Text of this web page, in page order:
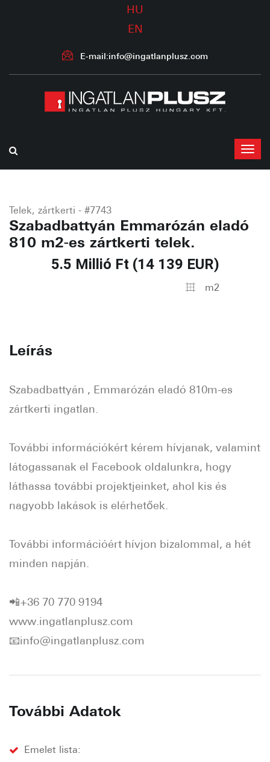
HU
EN
E-mail:info@ingatlanplusz.com
Telek, zártkerti - #7743
Szabadbattyán Emmarózán eladó
810 m2-es zártkerti telek.
5.5 Millió Ft (14 139 EUR)
m2
Leírás
Szabadbattyán , Emmarózán eladó 810m-es
zártkerti ingatlan.
További információkért kérem hívjanak, valamint
látogassanak el Facebook oldalunkra, hogy
láthassa további projektjeinket, ahol kis és
nagyobb lakások is elérhetőek.
További információért hívjon bizalommal, a hét
minden napján.
📲+36 70 770 9194
www.ingatlanplusz.com
📧info@ingatlanplusz.com
További Adatok
Emelet lista: